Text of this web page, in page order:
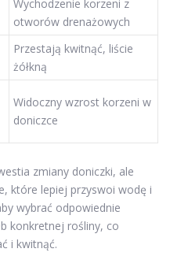
Wychodzenie korzeni z
otworów drenażowych
Przestają kwitnąć, liście
żółkną
Widoczny wzrost korzeni w
doniczce
zmiany doniczki, ale
które lepiej przyswoi wodę i
wybrać odpowiednie
konkretnej rośliny, co
i kwitnąć.